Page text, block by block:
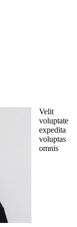
Velit
voluptate
expedita
voluptas
omnis